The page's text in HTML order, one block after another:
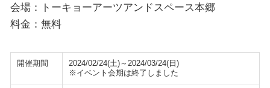
会場：トーキョーアーツアンドスペース本郷
料金：無料
開催期間
2024/02/24(土)～2024/03/24(日)
※イベント会期は終了しました